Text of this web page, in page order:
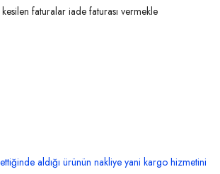
faturalar iade faturası vermekle
aldığı ürünün nakliye yani kargo hizmetini